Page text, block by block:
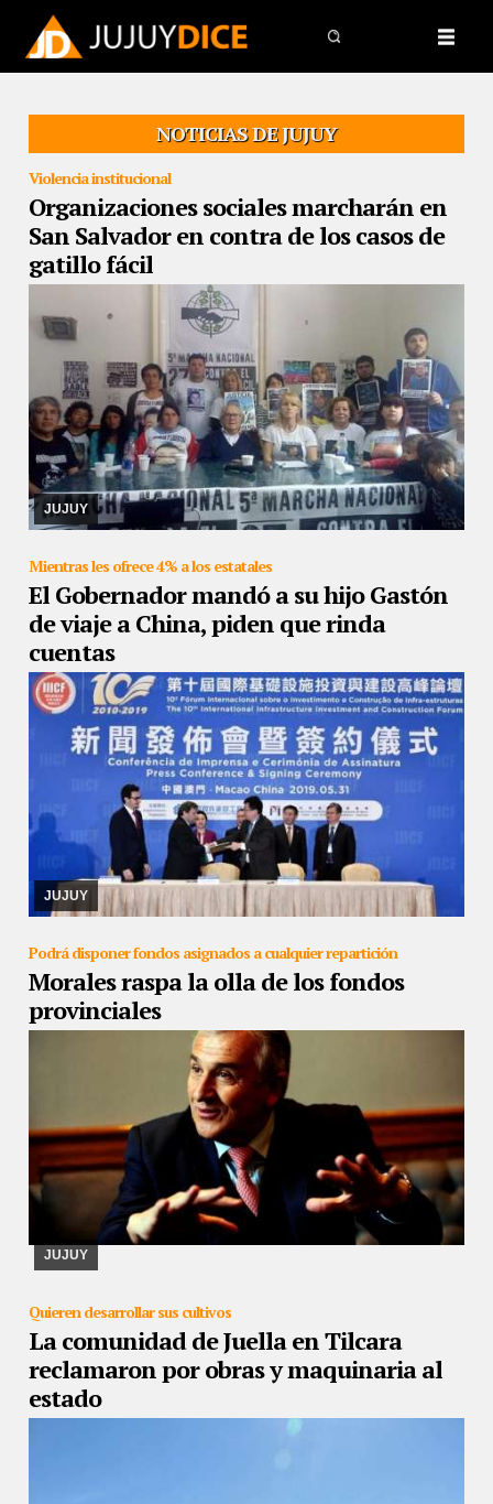
NOTICIAS DE JUJUY
Violencia institucional
Organizaciones sociales marcharán en
San Salvador en contra de los casos de
gatillo fácil
JUJUY
27/08/2019 Se trata de la quinta marcha nacional a nivel nacional.
Mientras les ofrece 4% a los estatales
El Gobernador mandó a su hijo Gastón
de viaje a China, piden que rinda
cuentas
JUJUY
26/08/2019
La Diputada Alejandra cejas presentó un pedido de
informes para que se dé a conocer los gastos originados por el
viaje y como se lo autorizó a repres ...
Podrá disponer fondos asignados a cualquier repartición
Morales raspa la olla de los fondos
provinciales
JUJUY
26/08/2019 Por medio de un decreto dispone la creación de un
Fondo Unificado, pudiendo disponer de los saldos de todas las
cuentas de las reparticiones provinci ...
Quieren desarrollar sus cultivos
La comunidad de Juella en Tilcara
reclamaron por obras y maquinaria al
estado